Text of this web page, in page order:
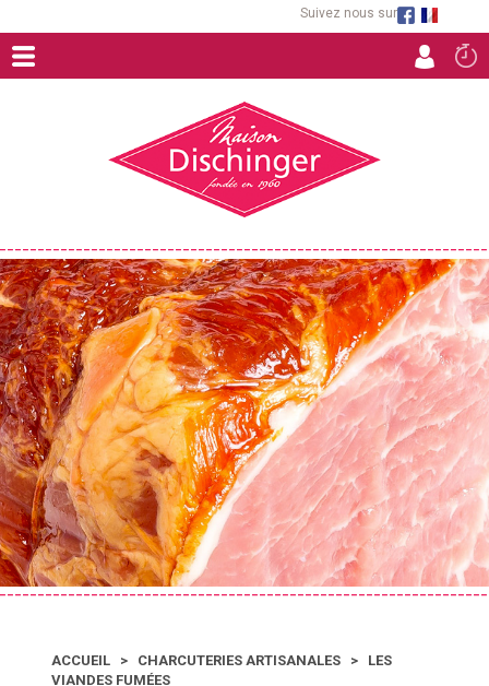
Suivez nous sur
FROMAGES FERMIERS
RACLETTES ET FONDUES
TOURTES
SPÉCIALITÉS CULINAIRES D'ALSACE
EPICERIE FINE
ACCUEIL> CHARCUTERIES ARTISANALES> LES
VIANDES FUMÉES